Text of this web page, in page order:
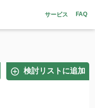
サービス FAQ
検討リストに追加